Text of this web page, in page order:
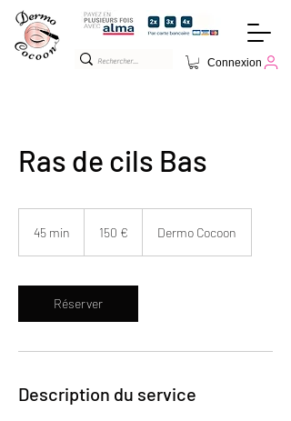
Connexion
Ras de cils Bas
45 min
i
n
150 € Dermo Cocoon
Réserver
Description du service